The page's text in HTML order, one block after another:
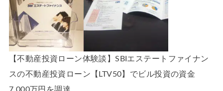
【不動産投資ローン体験談】SBIエステートファイナン
スの不動産投資ローン【LTV50】でビル投資の資金